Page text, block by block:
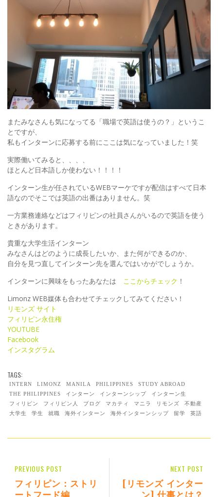
またみなさんも気になってる「職場で英語は使うの？」というこ
とですが、
私もインターンに応募する前にここは気になっていました！笑
実際働いてみると、、、、
ほとんど日本語しか使わない！！！！
インターン生が任されているWEBマーケですが配信はすべて日本
語なのでそこでは英語の出番はありません。笑
一方業務連絡などはフィリピンの社員さんがいるので英語を使う
ときがあります。
貴重な大学生活インターン
みなさんはどのように成長したいか、また何ができるのか、
自分を見つ直してインターン先を選んではいかがでしょうか。
インターンに興味をもったあなたは
ここからチェック ！
Limonz WEB媒体も合わせてチェックしてみてください！
リモンズ サイト
フィリピン永住権
YOUTUBE
Facebook
インスタグラム
TAGS:
INTERN LIMONZ MANILA PHILIPPINES
STUDY ABROAD
THE PHILIPPINES
インターン インターンシップ
インターン生
フィリピン
フィリピン人 ブログ マカティ マニラ リモンズ
不動産
大学生
学生 就職 海外インターン 海外インターンシップ 留学 英語
NEXT POST
[リモンズ インター
ン] 仕事とは？
PREVIOUS POST
フィリピン：ストリ
ートフード編